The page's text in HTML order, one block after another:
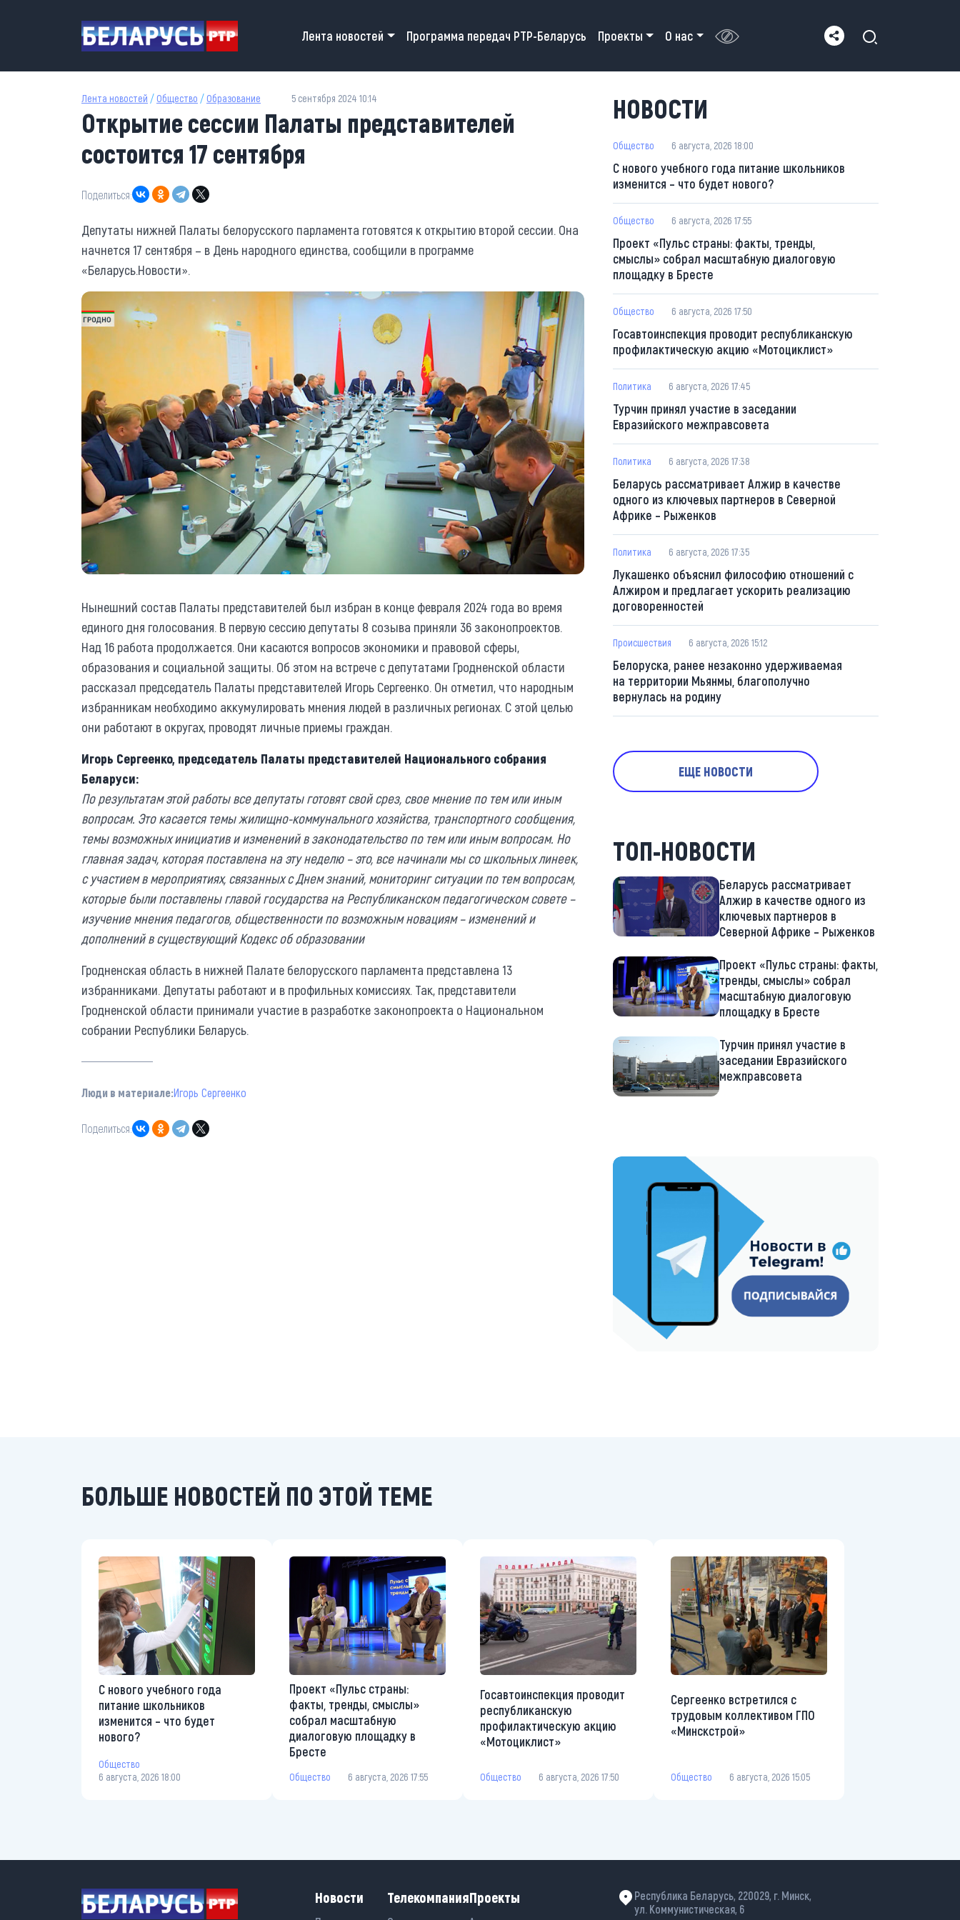
Main navigation
Лента новостей Программа передач РТР-Беларусь Проекты О нас
Лента новостей / Общество / Образование 5 сентября 2024 10:14
Открытие сессии Палаты представителей
состоится 17 сентября
Поделиться:
Депутаты нижней Палаты белорусского парламента готовятся к открытию второй сессии. Она
начнется 17 сентября – в День народного единства, сообщили в программе
«Беларусь.Новости».
Нынешний состав Палаты представителей был избран в конце февраля 2024 года во время
единого дня голосования. В первую сессию депутаты 8 созыва приняли 36 законопроектов.
Над 16 работа продолжается. Они касаются вопросов экономики и правовой сферы,
образования и социальной защиты. Об этом на встрече с депутатами Гродненской области
рассказал председатель Палаты представителей Игорь Сергеенко. Он отметил, что народным
избранникам необходимо аккумулировать мнения людей в различных регионах. С этой целью
они работают в округах, проводят личные приемы граждан.
Игорь Сергеенко, председатель Палаты представителей Национального собрания
Беларуси:
По результатам этой работы все депутаты готовят свой срез, свое мнение по тем или иным
вопросам. Это касается темы жилищно-коммунального хозяйства, транспортного сообщения,
темы возможных инициатив и изменений в законодательство по тем или иным вопросам. Но
главная задач, которая поставлена на эту неделю – это, все начинали мы со школьных линеек,
с участием в мероприятиях, связанных с Днем знаний, мониторинг ситуации по тем вопросам,
которые были поставлены главой государства на Республиканском педагогическом совете –
изучение мнения педагогов, общественности по возможным новациям – изменений и
дополнений в существующий Кодекс об образовании
Гродненская область в нижней Палате белорусского парламента представлена 13
избранниками. Депутаты работают и в профильных комиссиях. Так, представители
Гродненской области принимали участие в разработке законопроекта о Национальном
собрании Республики Беларусь.
Люди в материале:Игорь Сергеенко
Поделиться:
НОВОСТИ
Общество 6 августа, 2026 18:00
С нового учебного года питание школьников
изменится – что будет нового?
Общество 6 августа, 2026 17:55
Проект «Пульс страны: факты, тренды,
смыслы» собрал масштабную диалоговую
площадку в Бресте
Общество 6 августа, 2026 17:50
Госавтоинспекция проводит республиканскую
профилактическую акцию «Мотоциклист»
Политика 6 августа, 2026 17:45
Турчин принял участие в заседании
Евразийского межправсовета
Политика 6 августа, 2026 17:38
Беларусь рассматривает Алжир в качестве
одного из ключевых партнеров в Северной
Африке – Рыженков
Политика 6 августа, 2026 17:35
Лукашенко объяснил философию отношений с
Алжиром и предлагает ускорить реализацию
договоренностей
Происшествия 6 августа, 2026 15:12
Белоруска, ранее незаконно удерживаемая
на территории Мьянмы, благополучно
вернулась на родину
ЕЩЕ НОВОСТИ
ТОП-НОВОСТИ
Беларусь рассматривает
Алжир в качестве одного из
ключевых партнеров в
Северной Африке – Рыженков
Проект «Пульс страны: факты,
тренды, смыслы» собрал
масштабную диалоговую
площадку в Бресте
Турчин принял участие в
заседании Евразийского
межправсовета
https://t.me/minskctvby
БОЛЬШЕ НОВОСТЕЙ ПО ЭТОЙ ТЕМЕ
С нового учебного года
питание школьников
изменится – что будет
нового?
Общество
6 августа, 2026 18:00
Проект «Пульс страны:
факты, тренды, смыслы»
собрал масштабную
диалоговую площадку в
Бресте
Общество 6 августа, 2026 17:55
Госавтоинспекция проводит
республиканскую
профилактическую акцию
«Мотоциклист»
Общество 6 августа, 2026 17:50
Сергеенко встретился с
трудовым коллективом ГПО
«Минскстрой»
Общество 6 августа, 2026 15:05
Новости ТелекомпанияПроекты
Республика Беларусь, 220029, г. Минск,
ул. Коммунистическая, 6